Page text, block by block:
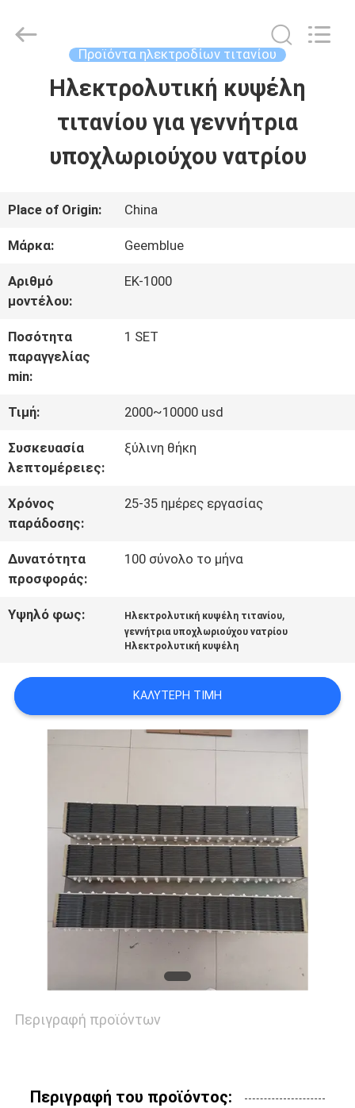
ΣΠΊΤΙ
ΠΡΟΪΌΝΤΑ
ΒΊΝΤΕΟ
ΠΕΡΊΠΟΥ
ΕΜΕΊΣ
ΓΎΡΟΣ
ΕΡΓΟΣΤΑΣΊΩΝ
ΠΟΙΟΤΙΚΌΣ
ΈΛΕΓΧΟΣ
ΜΑΣ
ΕΛΆΤΕ
ΣΕ
ΜΕ
ΕΙΔΉΣΕΙΣ
ΠΕΡΙΠΤΏΣΕΙΣ
ΖΗΤΉΣΤΕ
ΑΠΌΣΠΑΣΜΑ
NEWS
Ltd..
Προϊόντα ηλεκτροδίων τιτανίου
Ηλεκτρολυτική κυψέλη
τιτανίου για γεννήτρια
υποχλωριούχου νατρίου
Place of Origin: China
Μάρκα: Geemblue
Αριθμό
μοντέλου:
ΕΚ-1000
Ποσότητα
παραγγελίας
min:
1 SET
Τιμή: 2000~10000 usd
Συσκευασία
λεπτομέρειες:
ξύλινη θήκη
Χρόνος
παράδοσης:
25-35 ημέρες εργασίας
Δυνατότητα
προσφοράς:
100 σύνολο το μήνα
Υψηλό φως: Ηλεκτρολυτική κυψέλη τιτανίου,
γεννήτρια υποχλωριούχου νατρίου
Ηλεκτρολυτική κυψέλη
ΚΑΛΎΤΕΡΗ ΤΙΜΉ
Περιγραφή προϊόντων
Περιγραφή του προϊόντος: